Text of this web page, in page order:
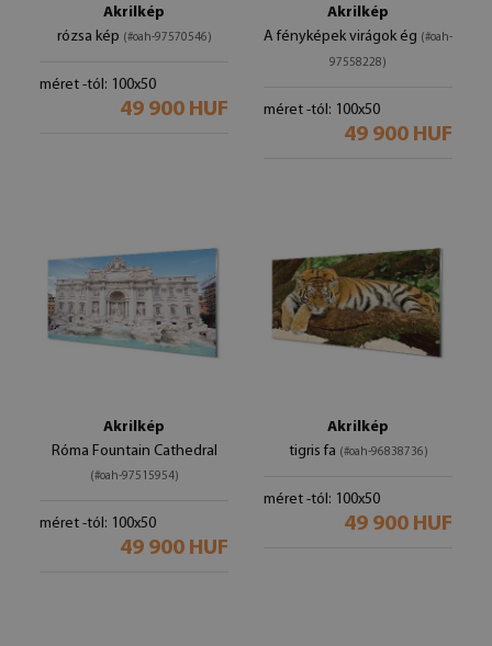
Akrilkép
rózsa kép (#oah-97570546)
méret -tól: 100x50
49 900 HUF
Akrilkép
A fényképek virágok ég (#oah-
97558228)
méret -tól: 100x50
49 900 HUF
Akrilkép
Róma Fountain Cathedral
(#oah-97515954)
méret -tól: 100x50
49 900 HUF
Akrilkép
tigris fa (#oah-96838736)
méret -tól: 100x50
49 900 HUF